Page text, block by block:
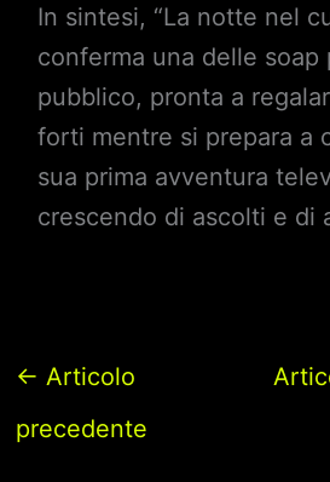
In sintesi, “La notte nel
conferma una delle soap
pubblico, pronta a
forti mentre si prepara a
sua prima avventura
crescendo di ascolti e di
← Articolo
precedente